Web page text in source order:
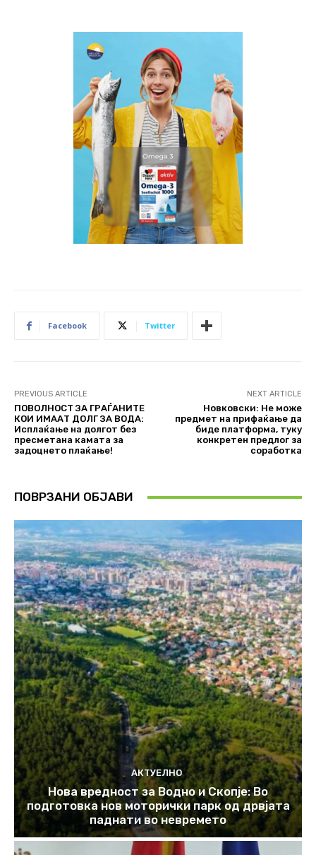
Facebook Twitter
PREVIOUS ARTICLE
ПОВОЛНОСТ ЗА ГРАЃАНИТЕ
КОИ ИМААТ ДОЛГ ЗА ВОДА:
Исплаќање на долгот без
пресметана камата за
задоцнето плаќање!
NEXT ARTICLE
Новковски: Не може
предмет на прифаќање да
биде платформа, туку
конкретен предлог за
соработка
ПОВРЗАНИ ОБЈАВИ
АКТУЕЛНО
Нова вредност за Водно и Скопје: Во
подготовка нов моторички парк од дрвјата
паднати во невремето